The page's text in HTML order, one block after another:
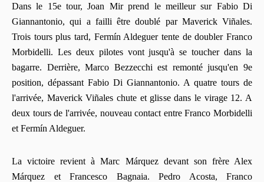
Dans le 15e tour, Joan Mir prend le meilleur sur Fabio Di
Giannantonio, qui a failli être doublé par Maverick Viñales.
Trois tours plus tard, Fermín Aldeguer tente de doubler Franco
Morbidelli. Les deux pilotes vont jusqu'à se toucher dans la
bagarre. Derrière, Marco Bezzecchi est remonté jusqu'en 9e
position, dépassant Fabio Di Giannantonio. A quatre tours de
l'arrivée, Maverick Viñales chute et glisse dans le virage 12. A
deux tours de l'arrivée, nouveau contact entre Franco Morbidelli
et Fermín Aldeguer.
La victoire revient à Marc Márquez devant son frère Alex
Márquez et Francesco Bagnaia. Pedro Acosta, Franco